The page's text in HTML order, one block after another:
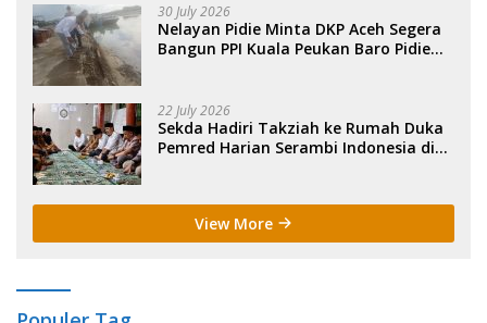
30 July 2026
Nelayan Pidie Minta DKP Aceh Segera
Bangun PPI Kuala Peukan Baro Pidie
22 July 2026
Sekda Hadiri Takziah ke Rumah Duka
Pemred Harian Serambi Indonesia di
View More